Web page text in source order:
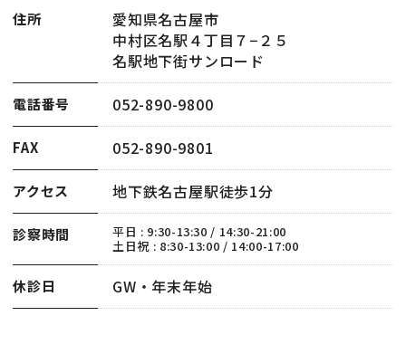
住所
愛知県名古屋市
中村区名駅４丁目７−２５
名駅地下街サンロード
電話番号 052-890-9800
FAX 052-890-9801
アクセス 地下鉄名古屋駅徒歩1分
診察時間
平日 : 9:30-13:30 / 14:30-21:00
土日祝 : 8:30-13:00 / 14:00-17:00
休診日 GW・年末年始